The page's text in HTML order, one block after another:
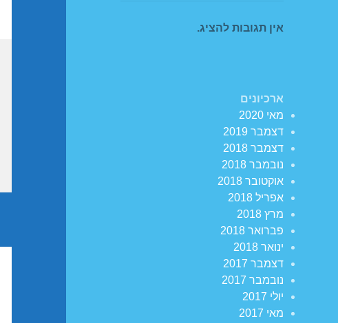
אין תגובות להציג.
ארכיונים
מאי 2020
דצמבר 2019
דצמבר 2018
נובמבר 2018
אוקטובר 2018
אפריל 2018
מרץ 2018
פברואר 2018
ינואר 2018
דצמבר 2017
נובמבר 2017
יולי 2017
מאי 2017